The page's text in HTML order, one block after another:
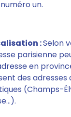
un.
:Selon
parisienne
en
des adresses
(Champs-